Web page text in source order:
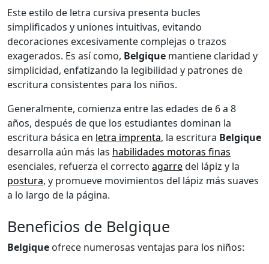
Este estilo de letra cursiva presenta bucles
simplificados y uniones intuitivas, evitando
decoraciones excesivamente complejas o trazos
exagerados. Es así como, Belgique mantiene claridad y
simplicidad, enfatizando la legibilidad y patrones de
escritura consistentes para los niños.
Generalmente, comienza entre las edades de 6 a 8
años, después de que los estudiantes dominan la
escritura básica en letra imprenta, la escritura Belgique
desarrolla aún más las habilidades motoras finas
esenciales, refuerza el correcto agarredel lápiz y la
postura, y promueve movimientos del lápiz más suaves
a lo largo de la página.
Beneficios de Belgique
Belgique ofrece numerosas ventajas para los niños: